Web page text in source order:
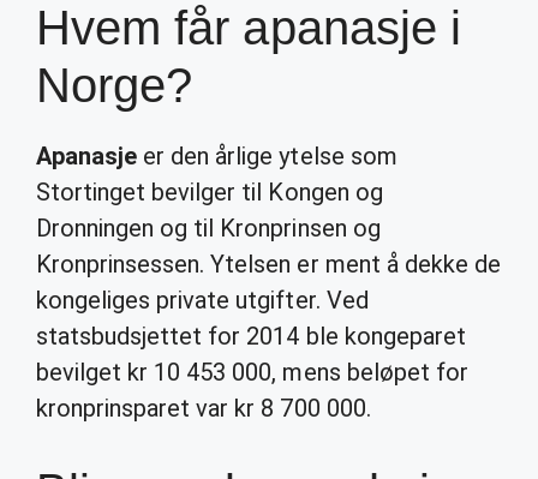
Hvem får apanasje i
Norge?
Apanasje er den årlige ytelse som
Stortinget bevilger til Kongen og
Dronningen og til Kronprinsen og
Kronprinsessen. Ytelsen er ment å dekke de
kongeliges private utgifter. Ved
statsbudsjettet for 2014 ble kongeparet
bevilget kr 10 453 000, mens beløpet for
kronprinsparet var kr 8 700 000.